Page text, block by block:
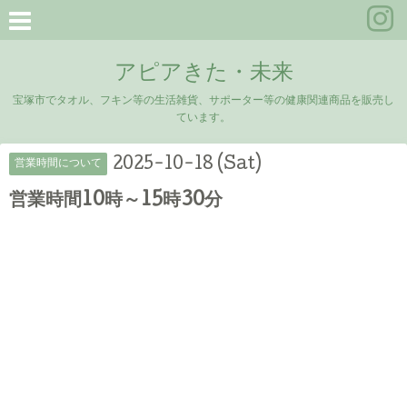
アピアきた・未来
宝塚市でタオル、フキン等の生活雑貨、サポーター等の健康関連商品を販売し
ています。
営業時間について 2025-10-18 (Sat)
営業時間10時～15時30分